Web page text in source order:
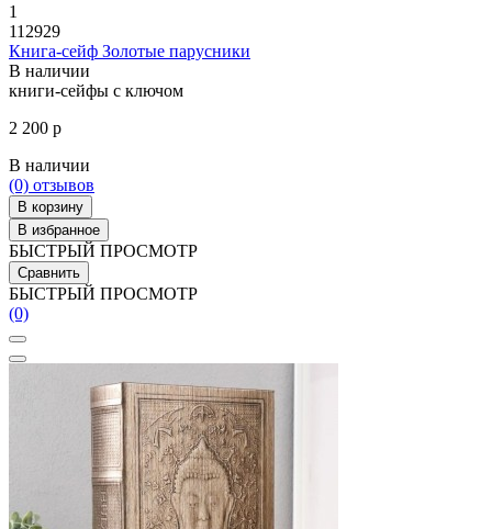
1
112929
Книга-сейф Золотые парусники
В наличии
книги-сейфы с ключом
2 200 р
В наличии
(0) отзывов
В корзину
В избранное
БЫСТРЫЙ ПРОСМОТР
Сравнить
БЫСТРЫЙ ПРОСМОТР
(0)